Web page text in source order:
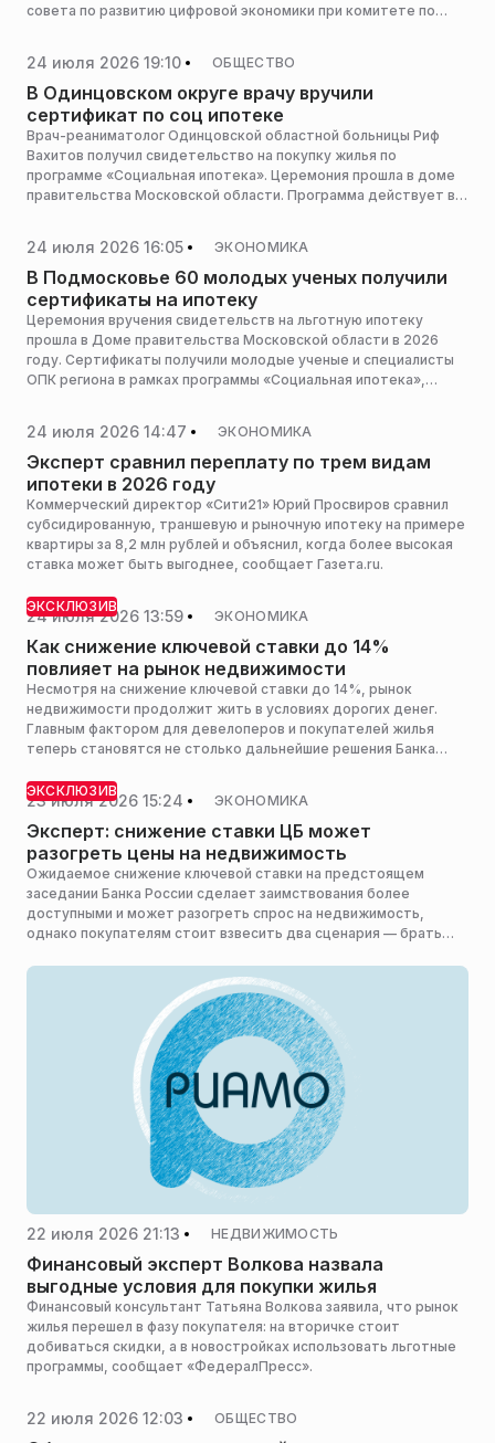
совета по развитию цифровой экономики при комитете по
24 июля 2026 19:10 ОБЩЕСТВО
В Одинцовском округе врачу вручили
сертификат по соц ипотеке
Врач-реаниматолог Одинцовской областной больницы Риф
Вахитов получил свидетельство на покупку жилья по
программе «Социальная ипотека». Церемония прошла в доме
правительства Московской области. Программа действует в
24 июля 2026 16:05 ЭКОНОМИКА
В Подмосковье 60 молодых ученых получили
сертификаты на ипотеку
Церемония вручения свидетельств на льготную ипотеку
прошла в Доме правительства Московской области в 2026
году. Сертификаты получили молодые ученые и специалисты
ОПК региона в рамках программы «Социальная ипотека»,
24 июля 2026 14:47 ЭКОНОМИКА
Эксперт сравнил переплату по трем видам
ипотеки в 2026 году
Коммерческий директор «Сити21» Юрий Просвиров сравнил
субсидированную, траншевую и рыночную ипотеку на примере
квартиры за 8,2 млн рублей и объяснил, когда более высокая
ставка может быть выгоднее, сообщает Газета.ru.
ЭКСКЛЮЗИВ
24 июля 2026 13:59 ЭКОНОМИКА
Как снижение ключевой ставки до 14%
повлияет на рынок недвижимости
Несмотря на снижение ключевой ставки до 14%, рынок
недвижимости продолжит жить в условиях дорогих денег.
Главным фактором для девелоперов и покупателей жилья
теперь становятся не столько дальнейшие решения Банка
ипотеки, заявил РИАМО вице-президент по маркетингу и
продажам Группы «Эталон» Вячеслав Приймак.
ЭКСКЛЮЗИВ
23 июля 2026 15:24 ЭКОНОМИКА
Эксперт: снижение ставки ЦБ может
разогреть цены на недвижимость
Ожидаемое снижение ключевой ставки на предстоящем
заседании Банка России сделает заимствования более
доступными и может разогреть спрос на недвижимость,
однако покупателям стоит взвесить два сценария — брать
кредитов, сообщил РИАМО к. э. н., доцент кафедры
международного бизнеса Финансового университета при
правительстве РФ Евгений Сумароков.
22 июля 2026 21:13 НЕДВИЖИМОСТЬ
Финансовый эксперт Волкова назвала
выгодные условия для покупки жилья
Финансовый консультант Татьяна Волкова заявила, что рынок
жилья перешел в фазу покупателя: на вторичке стоит
добиваться скидки, а в новостройках использовать льготные
программы, сообщает «ФедералПресс».
22 июля 2026 12:03 ОБЩЕСТВО